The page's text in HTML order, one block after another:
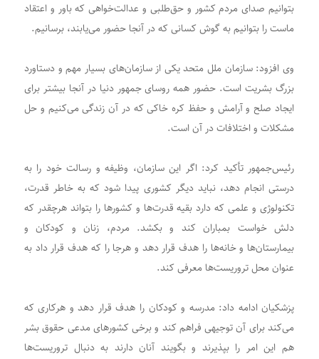
بتوانیم صدای مردم کشور و حق‌طلبی و عدالت‌خواهی که باور و اعتقاد
ماست را بتوانیم به گوش کسانی که در آنجا حضور می‌یابند، برسانیم.
وی افزود: سازمان ملل متحد یکی از سازمان‌های بسیار مهم و دستاورد
بزرگ بشریت است. حضور همه روسای جمهور دنیا در آنجا بیشتر برای
ایجاد صلح و آرامش و حفظ کره خاکی که در آن زندگی می‌کنیم و حل
مشکلات و اختلافات در آن است.
رئیس‌جمهور تأکید کرد: اگر این سازمان، وظیفه و رسالت خود را به
درستی انجام دهد، نباید دیگر کشوری پیدا شود که به خاطر قدرت،
تکنولوژی و علمی که دارد بقیه قدرت‌ها و کشورها را بتواند هرچقدر که
دلش خواست بمباران کند و بکشد. مردم، زنان و کودکان و
بیمارستان‌ها و خانه‌ها را هدف قرار دهد و هرجا را که هدف قرار داد به‌
عنوان محل تروریست‌ها معرفی کند.
پزشکیان ادامه داد: مدرسه و کودکان را هدف قرار دهد و هرکاری که
می‌کند برای آن توجیهی فراهم کند و برخی کشورهای مدعی حقوق بشر
هم این امر را بپذیرند و بگویند آنان دارند به دنبال تروریست‌ها